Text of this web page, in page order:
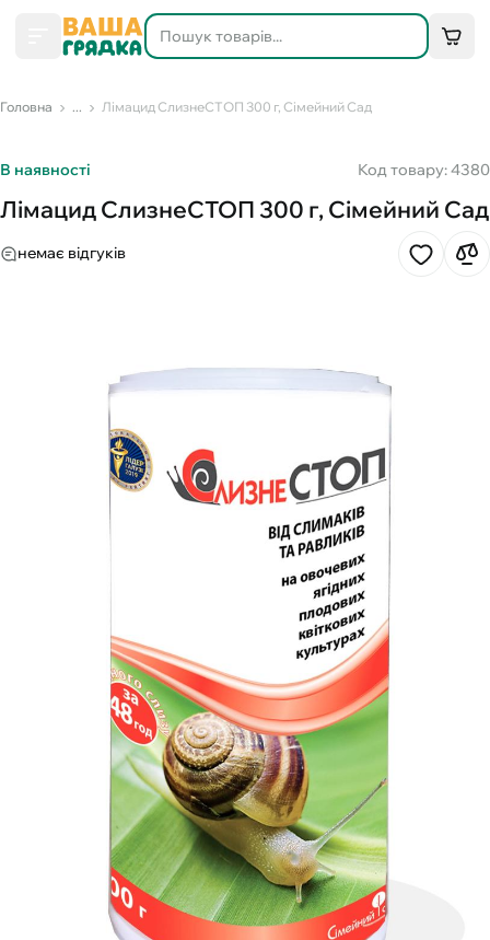
Головна ... Лімацид СлизнеСТОП 300 г, Сімейний Сад
В наявності Код товару: 4380
Лімацид СлизнеСТОП 300 г, Сімейний Сад
немає відгуків